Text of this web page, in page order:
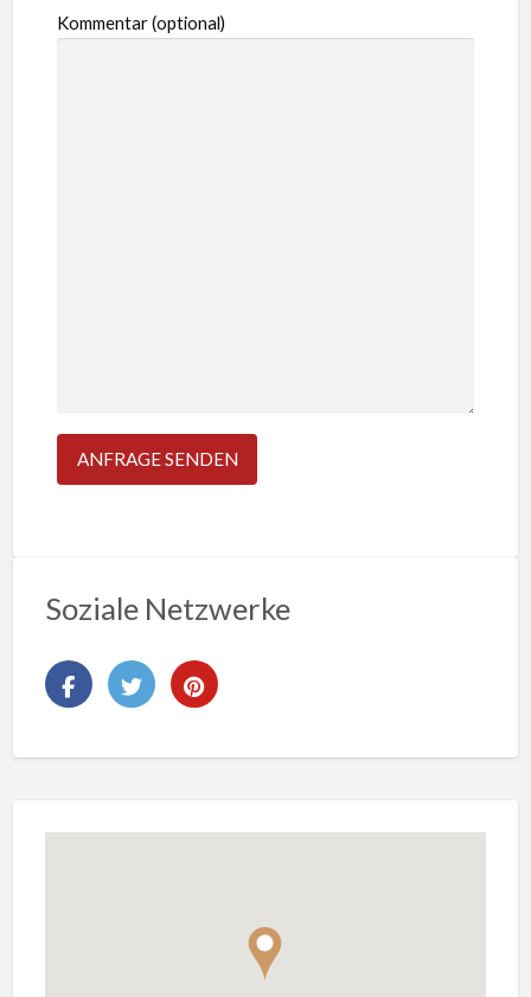
Kommentar (optional)
Soziale Netzwerke